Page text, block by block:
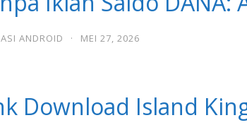
ANDROID · MEI 27, 2026
Download Island